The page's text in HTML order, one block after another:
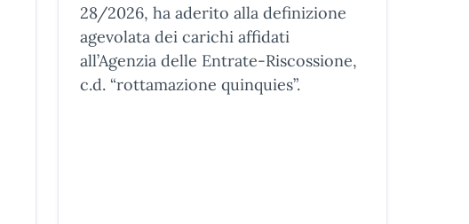
28/2026, ha aderito alla definizione
agevolata dei carichi affidati
all’Agenzia delle Entrate-Riscossione,
c.d. “rottamazione quinquies”.